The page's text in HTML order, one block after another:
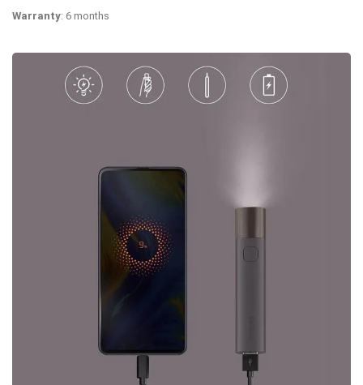
Warranty: 6 months